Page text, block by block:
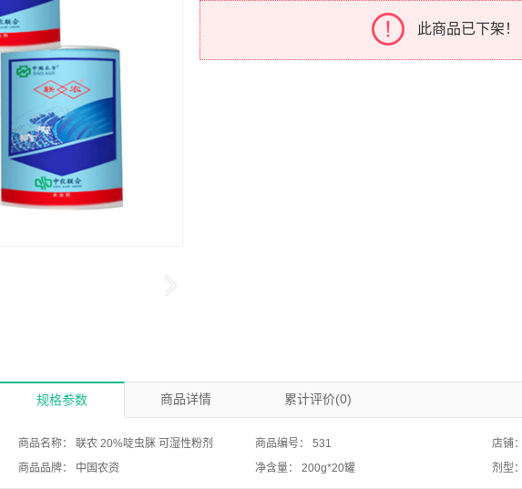
此商品已下架！
规格参数 商品详情 累计评价(0)
商品名称： 联农 20%啶虫脒 可湿性粉剂 商品编号： 531 店铺：
商品品牌： 中国农资 净含量： 200g*20罐 剂型：